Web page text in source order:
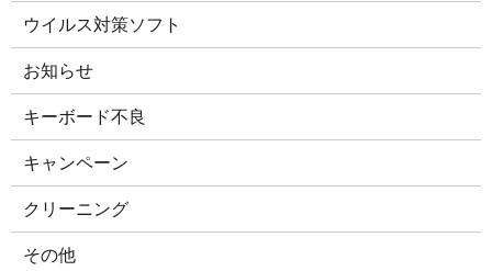
ウイルス対策ソフト
お知らせ
キーボード不良
キャンペーン
クリーニング
その他